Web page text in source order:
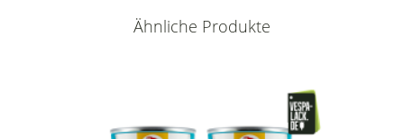
Ähnliche Produkte